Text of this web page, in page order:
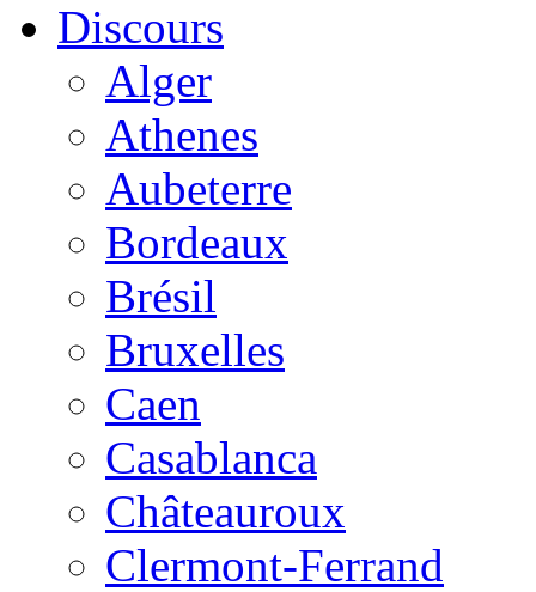
Discours
Alger
Athenes
Aubeterre
Bordeaux
Brésil
Bruxelles
Caen
Casablanca
Châteauroux
Clermont-Ferrand